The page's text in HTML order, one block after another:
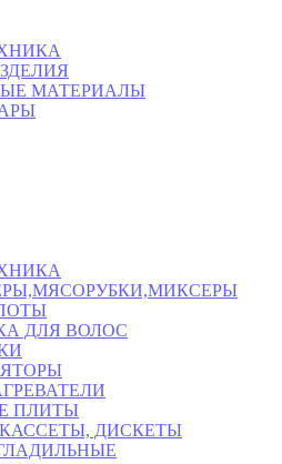
МАТЕРИАЛЫ
ДЛЯ ВОЛОС
ПЛИТЫ
ДИСКЕТЫ